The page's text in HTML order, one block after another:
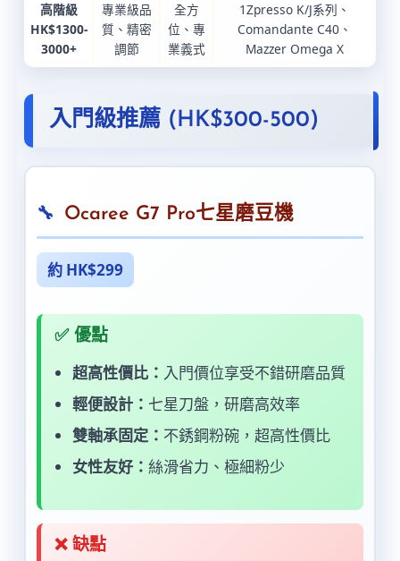
高階級
HK$1300-
3000+
專業級品
質、精密
調節
全方
位、專
業義式
1Zpresso K/J系列、
Comandante C40、
Mazzer Omega X
入門級推薦 (HK$300-500)
Ocaree G7 Pro七星磨豆機
約 HK$299
✅ 優點
超高性價比： 入門價位享受不錯研磨品質
輕便設計： 七星刀盤，研磨高效率
雙軸承固定： 不銹鋼粉碗，超高性價比
女性友好： 絲滑省力、極細粉少
❌ 缺點